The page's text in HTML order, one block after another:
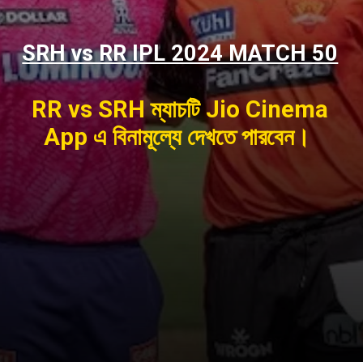
RR vs SRH ম্যাচটি Jio Cinema
App এ বিনামূল্যে দেখতে পারবেন।
SRH vs RR IPL 2024 MATCH 50